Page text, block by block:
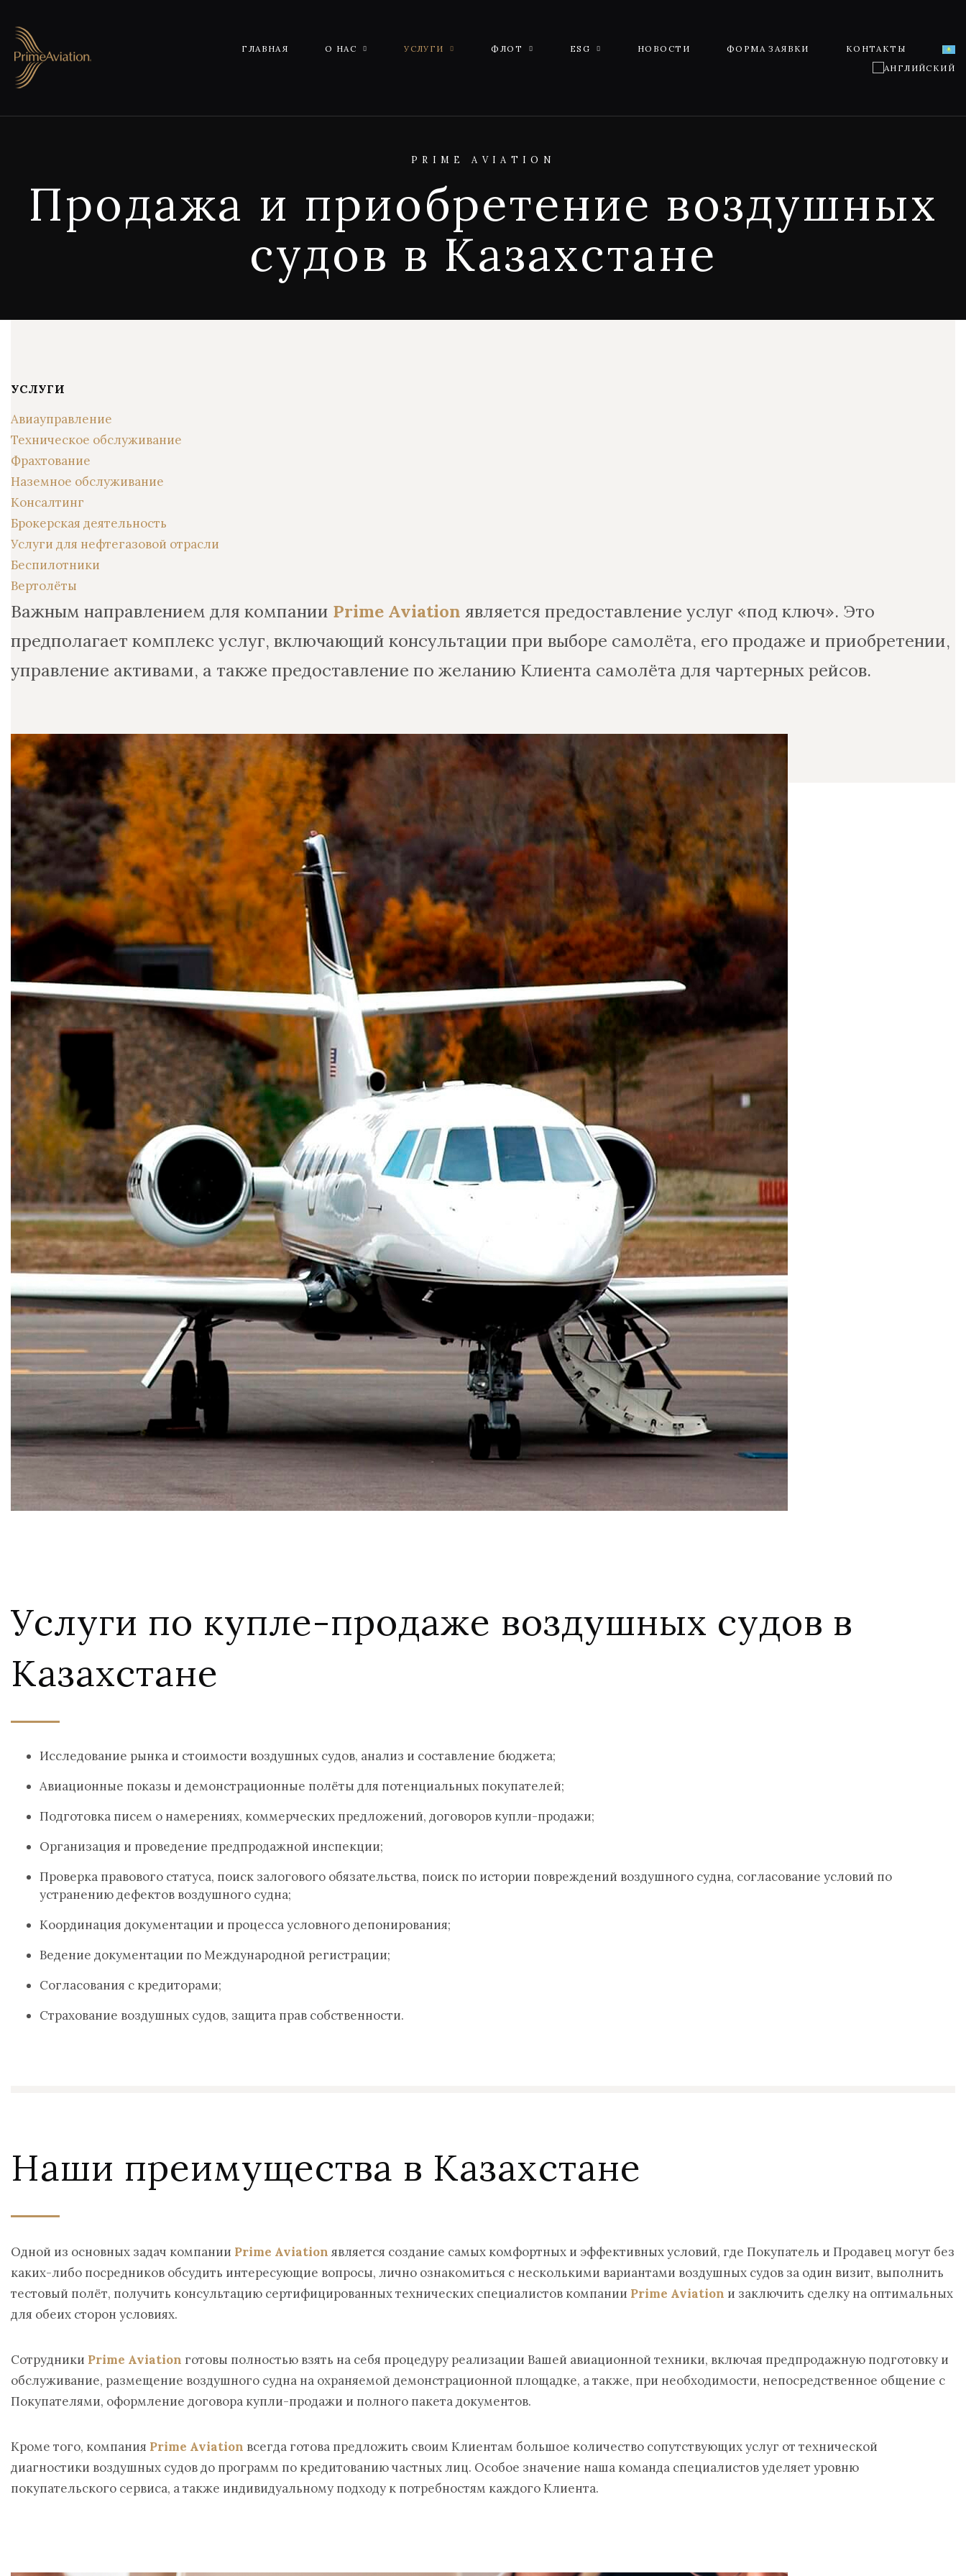
ГЛАВНАЯ О НАС УСЛУГИ ФЛОТ ESG НОВОСТИ ФОРМА ЗАЯВКИ КОНТАКТЫ
PRIME AVIATION
Продажа и приобретение воздушных
судов в Казахстане
УСЛУГИ
Авиауправление
Техническое обслуживание
Фрахтование
Наземное обслуживание
Консалтинг
Брокерская деятельность
Услуги для нефтегазовой отрасли
Беспилотники
Вертолёты
Важным направлением для компании Prime Aviation является предоставление услуг «под ключ». Это
предполагает комплекс услуг, включающий консультации при выборе самолёта, его продаже и приобретении,
управление активами, а также предоставление по желанию Клиента самолёта для чартерных рейсов.
Услуги по купле-продаже воздушных судов в
Казахстане
Исследование рынка и стоимости воздушных судов, анализ и составление бюджета;
Авиационные показы и демонстрационные полёты для потенциальных покупателей;
Подготовка писем о намерениях, коммерческих предложений, договоров купли-продажи;
Организация и проведение предпродажной инспекции;
Проверка правового статуса, поиск залогового обязательства, поиск по истории повреждений воздушного судна, согласование условий по
устранению дефектов воздушного судна;
Координация документации и процесса условного депонирования;
Ведение документации по Международной регистрации;
Согласования с кредиторами;
Страхование воздушных судов, защита прав собственности.
Наши преимущества в Казахстане
Одной из основных задач компании Prime Aviation является создание самых комфортных и эффективных условий, где Покупатель и Продавец могут без
каких-либо посредников обсудить интересующие вопросы, лично ознакомиться с несколькими вариантами воздушных судов за один визит, выполнить
тестовый полёт, получить консультацию сертифицированных технических специалистов компании Prime Aviation и заключить сделку на оптимальных
для обеих сторон условиях.
Сотрудники Prime Aviation готовы полностью взять на себя процедуру реализации Вашей авиационной техники, включая предпродажную подготовку и
обслуживание, размещение воздушного судна на охраняемой демонстрационной площадке, а также, при необходимости, непосредственное общение с
Покупателями, оформление договора купли-продажи и полного пакета документов.
Кроме того, компания Prime Aviation всегда готова предложить своим Клиентам большое количество сопутствующих услуг от технической
диагностики воздушных судов до программ по кредитованию частных лиц. Особое значение наша команда специалистов уделяет уровню
покупательского сервиса, а также индивидуальному подходу к потребностям каждого Клиента.